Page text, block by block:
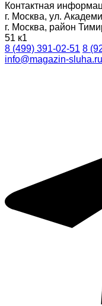
Контактная
г. Москва, ул.
г. Москва, район
51 к1
8 (499) 391-02-51 8
info@magazin-sluha.ru